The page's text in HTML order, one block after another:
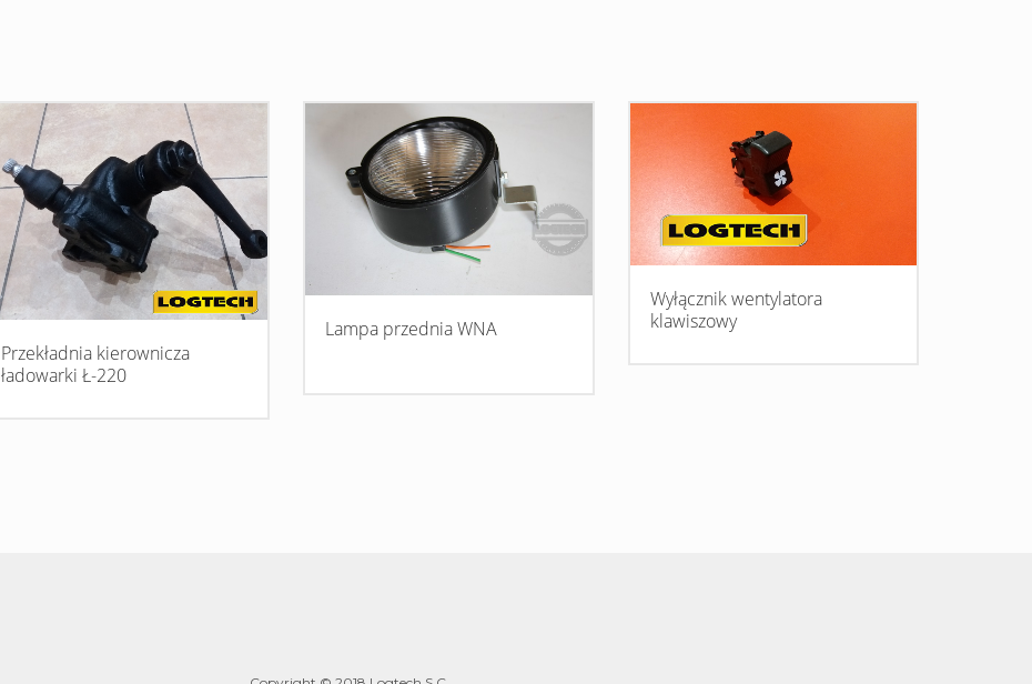
Przekładnia kierownicza
ładowarki Ł-220
Lampa przednia WNA
Wyłącznik wentylatora
klawiszowy